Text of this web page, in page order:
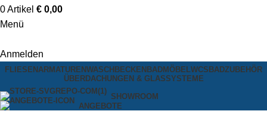
0Artikel € 0,00
Menü
Anmelden
FLIESENARMATURENWASCHBECKEN BADMÖBELWCS BADZUBEHÖR
ÜBERDACHUNGEN & GLASSYSTEME
SHOWROOM
ANGEBOTE